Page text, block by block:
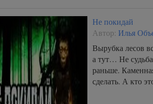
Не покидай
Автор: Илья
Вырубка лесов
а тут… Не
раньше.
сделать. А кто